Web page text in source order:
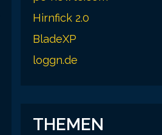
Hirnfick 2.0
BladeXP
loggn.de
THEMEN